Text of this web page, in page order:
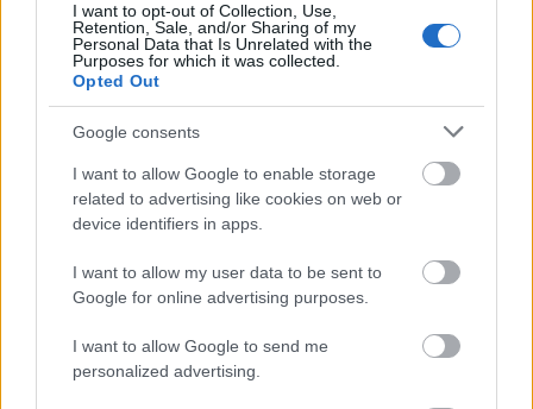
I want to opt-out of Collection, Use,
Retention, Sale, and/or Sharing of my
Personal Data that Is Unrelated with the
Purposes for which it was collected.
Opted Out
Google consents
I want to allow Google to enable storage
related to advertising like cookies on web or
device identifiers in apps.
I want to allow my user data to be sent to
Google for online advertising purposes.
I want to allow Google to send me
personalized advertising.
DIVAT
Ez minden idők legmenőbb
sztárkampánya